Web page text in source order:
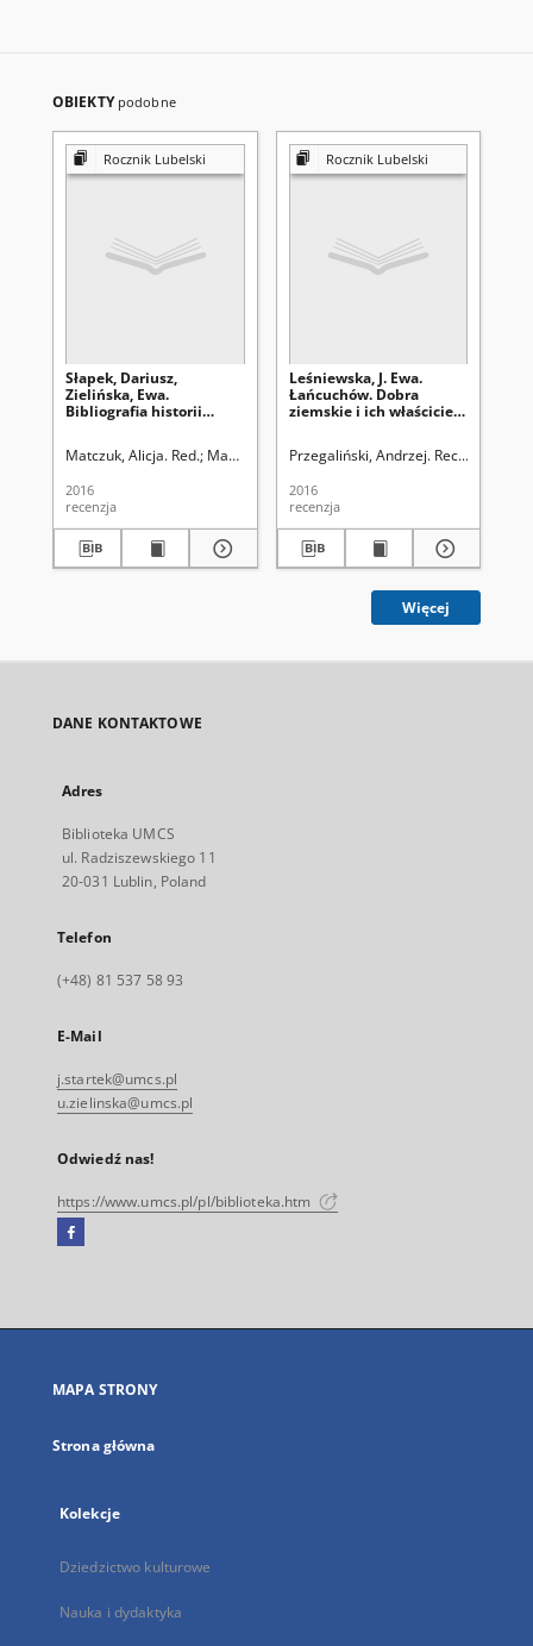
OBIEKTY podobne
Rocznik Lubelski
Słapek, Dariusz,
Zielińska, Ewa.
Bibliografia historii
Dokumentacji Historii
132: [recenzja]
Matczuk, Alicja. Red. Mazur, Mariusz. Red nacz.
2016
recenzja
Rocznik Lubelski
Leśniewska, J. Ewa.
Łańcuchów. Dobra
ziemskie i ich właściciele
Wydawnictwo Werset,
[recenzja]
Przegaliński, Andrzej. Rec.
2016
recenzja
Więcej
DANE KONTAKTOWE
Adres
Biblioteka UMCS
ul. Radziszewskiego 11
20-031 Lublin, Poland
Telefon
(+48) 81 537 58 93
E-Mail
j.startek@umcs.pl
u.zielinska@umcs.pl
Odwiedź nas!
https://www.umcs.pl/pl/biblioteka.htm
Facebook
się
karcie
MAPA STRONY
Strona główna
Kolekcje
Dziedzictwo kulturowe
Nauka i dydaktyka